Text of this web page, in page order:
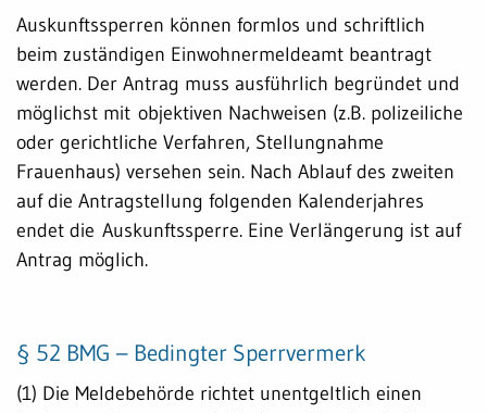
Auskunftssperren können formlos und schriftlich
beim zuständigen Einwohnermeldeamt beantragt
werden. Der Antrag muss ausführlich begründet und
möglichst mit objektiven Nachweisen (z.B. polizeiliche
oder gerichtliche Verfahren, Stellungnahme
Frauenhaus) versehen sein. Nach Ablauf des zweiten
auf die Antragstellung folgenden Kalenderjahres
endet die Auskunftssperre. Eine Verlängerung ist auf
Antrag möglich.
§ 52 BMG – Bedingter Sperrvermerk
(1) Die Meldebehörde richtet unentgeltlich einen